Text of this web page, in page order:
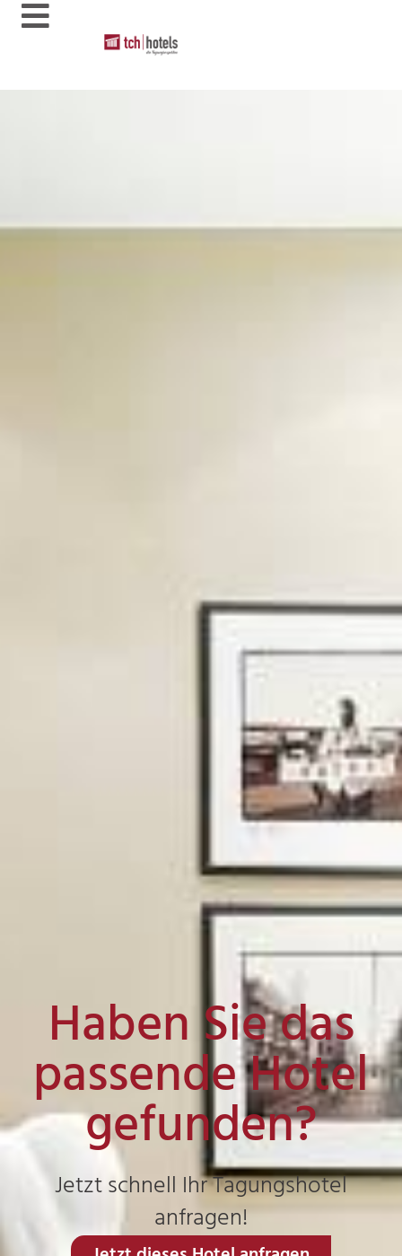
Haben Sie das
passende Hotel
gefunden?
Jetzt schnell Ihr Tagungshotel
anfragen!